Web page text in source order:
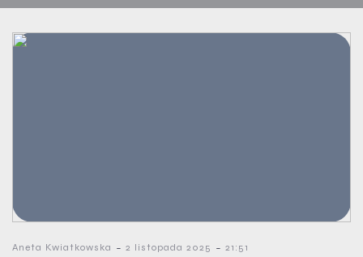
Aneta Kwiatkowska - 2 listopada 2025 - 21:51